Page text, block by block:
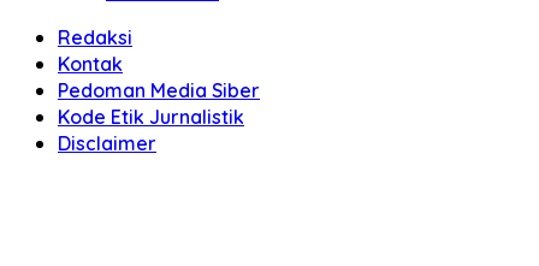
Redaksi
Kontak
Pedoman Media Siber
Kode Etik Jurnalistik
Disclaimer